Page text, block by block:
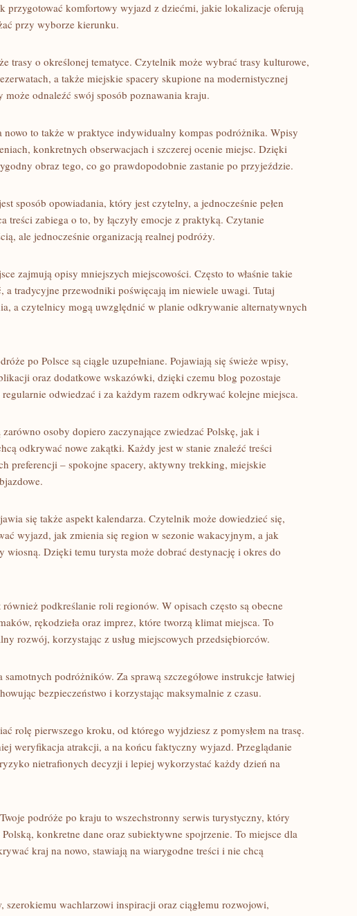
przygotować komfortowy wyjazd z dziećmi, jakie lokalizacje oferują
przy wyborze kierunku.
trasy o określonej tematyce. Czytelnik może wybrać trasy kulturowe,
a także miejskie spacery skupione na modernistycznej
odnaleźć swój sposób poznawania kraju.
to także w praktyce indywidualny kompas podróżnika. Wpisy
konkretnych obserwacjach i szczerej ocenie miejsc. Dzięki
obraz tego, co go prawdopodobnie zastanie po przyjeździe.
sposób opowiadania, który jest czytelny, a jednocześnie pełen
treści zabiega o to, by łączyły emocje z praktyką. Czytanie
ale jednocześnie organizacją realnej podróży.
zajmują opisy mniejszych miejscowości. Często to właśnie takie
a tradycyjne przewodniki poświęcają im niewiele uwagi. Tutaj
a czytelnicy mogą uwzględnić w planie odkrywanie alternatywnych
po Polsce są ciągle uzupełniane. Pojawiają się świeże wpisy,
oraz dodatkowe wskazówki, dzięki czemu blog pozostaje
odwiedzać i za każdym razem odkrywać kolejne miejsca.
osoby dopiero zaczynające zwiedzać Polskę, jak i
odkrywać nowe zakątki. Każdy jest w stanie znaleźć treści
preferencji – spokojne spacery, aktywny trekking, miejskie
się także aspekt kalendarza. Czytelnik może dowiedzieć się,
wyjazd, jak zmienia się region w sezonie wakacyjnym, a jak
wiosną. Dzięki temu turysta może dobrać destynację i okres do
podkreślanie roli regionów. W opisach często są obecne
rękodzieła oraz imprez, które tworzą klimat miejsca. To
rozwój, korzystając z usług miejscowych przedsiębiorców.
podróżników. Za sprawą szczegółowe instrukcje łatwiej
bezpieczeństwo i korzystając maksymalnie z czasu.
rolę pierwszego kroku, od którego wyjdziesz z pomysłem na trasę.
weryfikacja atrakcji, a na końcu faktyczny wyjazd. Przeglądanie
nietrafionych decyzji i lepiej wykorzystać każdy dzień na
podróże po kraju to wszechstronny serwis turystyczny, który
konkretne dane oraz subiektywne spojrzenie. To miejsce dla
kraj na nowo, stawiają na wiarygodne treści i nie chcą
szerokiemu wachlarzowi inspiracji oraz ciągłemu rozwojowi,